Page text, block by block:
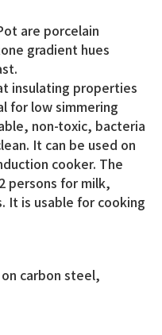
are porcelain
gradient hues
insulating properties
for low simmering
non-toxic, bacteria
It can be used on
cooker. The
persons for milk,
It is usable for cooking
carbon steel,